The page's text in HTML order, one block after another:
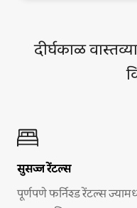
दीर्घकाळ
सुसज्ज रेंटल्स
पूर्णपणे फर्निश्ड रेंटल्स